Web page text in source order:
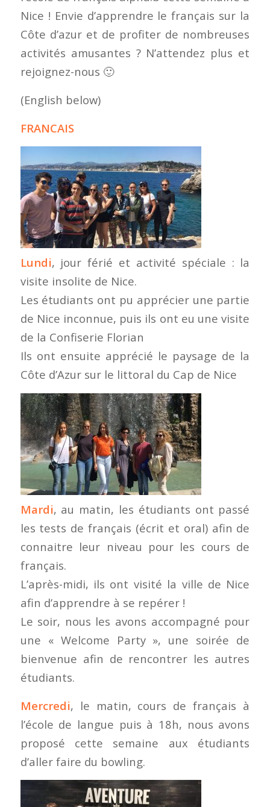
Nice ! Envie d’apprendre le français sur la
Côte d’azur et de profiter de nombreuses
activités amusantes ? N’attendez plus et
rejoignez-nous 🙂
(English below)
FRANCAIS
Lundi, jour férié et activité spéciale : la
visite insolite de Nice.
Les étudiants ont pu apprécier une partie
de Nice inconnue, puis ils ont eu une visite
de la Confiserie Florian
Ils ont ensuite apprécié le paysage de la
Côte d’Azur sur le littoral du Cap de Nice
Mardi, au matin, les étudiants ont passé
les tests de français (écrit et oral) afin de
connaitre leur niveau pour les cours de
français.
L’après-midi, ils ont visité la ville de Nice
afin d’apprendre à se repérer !
Le soir, nous les avons accompagné pour
une « Welcome Party », une soirée de
bienvenue afin de rencontrer les autres
étudiants.
Mercredi, le matin, cours de français à
l’école de langue puis à 18h, nous avons
proposé cette semaine aux étudiants
d’aller faire du bowling.